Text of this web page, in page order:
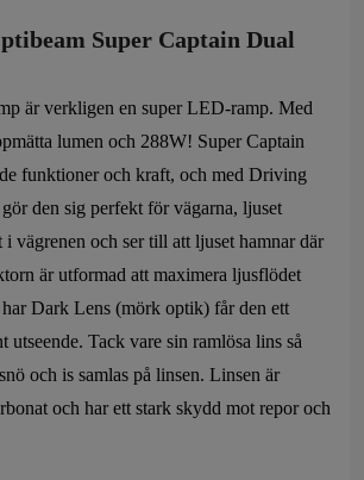
Super Captain Dual
är verkligen en super LED-ramp. Med
lumen och 288W! Super Captain
funktioner och kraft, och med Driving
den sig perfekt för vägarna, ljuset
i vägrenen och ser till att ljuset hamnar där
är utformad att maximera ljusflödet
Dark Lens (mörk optik) får den ett
utseende. Tack vare sin ramlösa lins så
och is samlas på linsen. Linsen är
och har ett stark skydd mot repor och